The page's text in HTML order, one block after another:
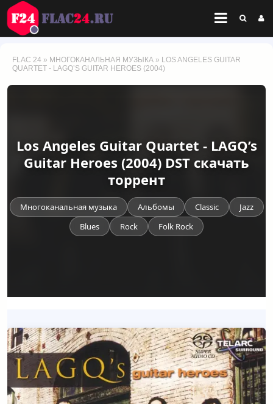
FLAC 24 » МНОГОКАНАЛЬНАЯ МУЗЫКА » LOS ANGELES GUITAR
QUARTET - LAGQ’S GUITAR HEROES (2004)
Los Angeles Guitar Quartet - LAGQ’s
Guitar Heroes (2004) DST скачать
торрент
Многоканальная музыка Альбомы Classic
Jazz
Blues
Rock Folk Rock